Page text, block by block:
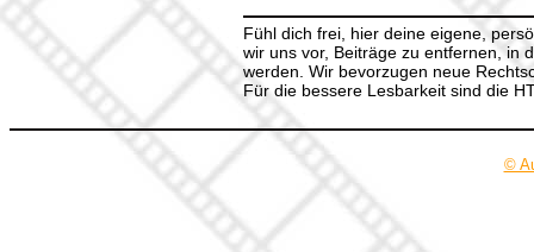
Fühl dich frei, hier deine eigene,
wir uns vor, Beiträge zu entfernen, in
werden. Wir bevorzugen neue
Für die bessere Lesbarkeit sind die
©